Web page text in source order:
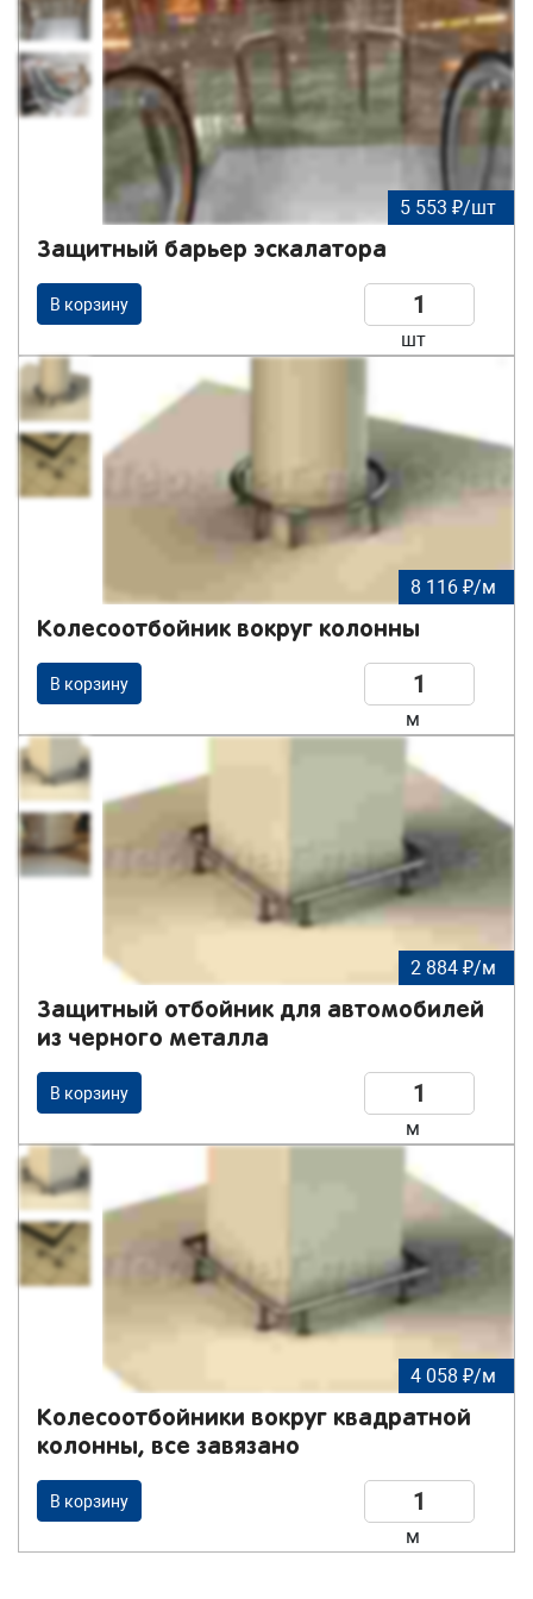
5 553 ₽/шт
Защитный барьер эскалатора
В корзину
шт
8 116 ₽/м
Колесоотбойник вокруг колонны
В корзину
м
2 884 ₽/м
Защитный отбойник для автомобилей
из черного металла
В корзину
м
4 058 ₽/м
Колесоотбойники вокруг квадратной
колонны, все завязано
В корзину
м